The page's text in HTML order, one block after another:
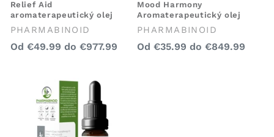
Relief Aid
aromaterapeutický olej
Predajca:
PHARMABINOID
Bežná
Od €49.99 do €977.99
Mood Harmony
Aromaterapeutický olej
Predajca:
PHARMABINOID
Bežná
Od €35.99 do €849.99